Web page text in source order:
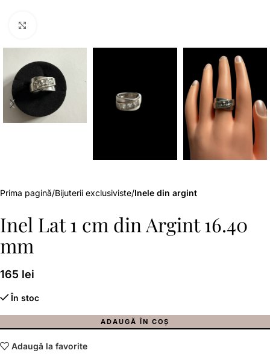
Prima pagină Bijuterii exclusiviste Inele din argint
Inel Lat 1 cm din Argint 16.40
mm
165 lei
În stoc
ADAUGĂ ÎN COȘ
Adaugă la favorite